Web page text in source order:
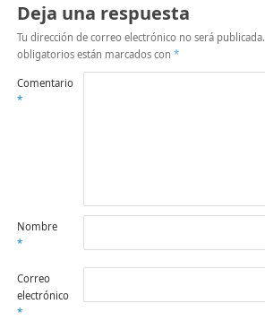
Deja una respuesta
Tu dirección de correo electrónico no será publicada.
obligatorios están marcados con *
Comentario
*
Nombre
*
Correo
electrónico
*